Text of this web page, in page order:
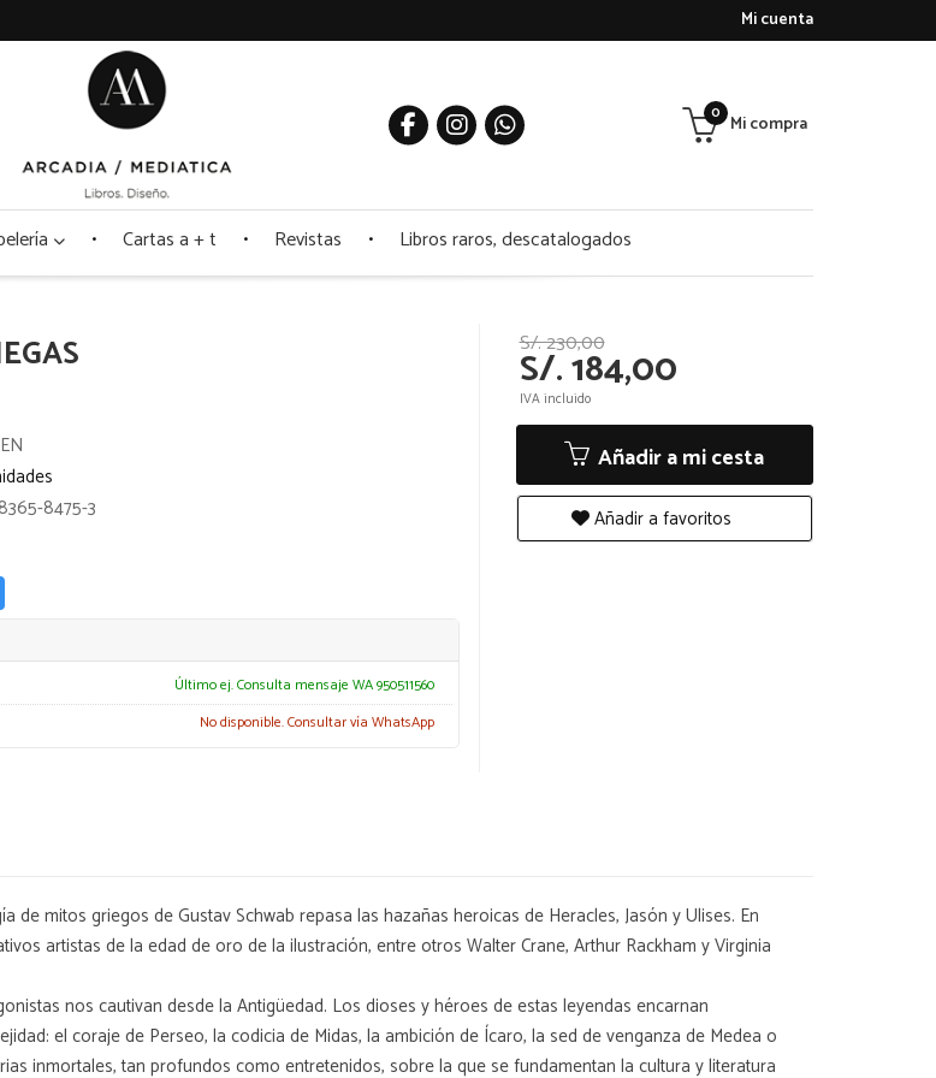
Mi cuenta
Mi compra
0
Cartas a + t Revistas Libros raros, descatalogados
8475-3
Último ej. Consulta mensaje WA 950511560
No disponible. Consultar vía WhatsApp
S/. 230,00
S/. 184,00
IVA incluido
Añadir a mi cesta
Añadir a favoritos
mitos griegos de Gustav Schwab repasa las hazañas heroicas de Heracles, Jasón y Ulises. En
artistas de la edad de oro de la ilustración, entre otros Walter Crane, Arthur Rackham y Virginia
nos cautivan desde la Antigüedad. Los dioses y héroes de estas leyendas encarnan
el coraje de Perseo, la codicia de Midas, la ambición de Ícaro, la sed de venganza de Medea o
inmortales, tan profundos como entretenidos, sobre la que se fundamentan la cultura y literatura